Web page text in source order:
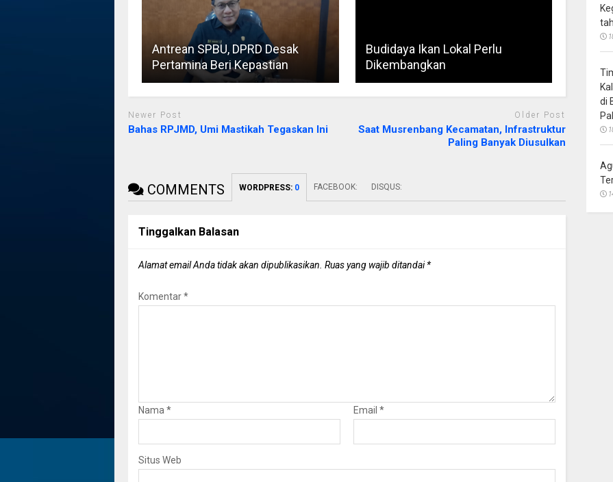
Antrean SPBU, DPRD Desak
Pertamina Beri Kepastian
Budidaya Ikan Lokal Perlu
Dikembangkan
Newer Post
Bahas RPJMD, Umi Mastikah Tegaskan Ini
Older Post
Saat Musrenbang Kecamatan, Infrastruktur
Paling Banyak Diusulkan
COMMENTS WORDPRESS: 0 FACEBOOK: DISQUS:
Tinggalkan Balasan
Alamat email Anda tidak akan dipublikasikan. Ruas yang wajib ditandai*
Komentar*
Nama * Email *
Situs Web
di